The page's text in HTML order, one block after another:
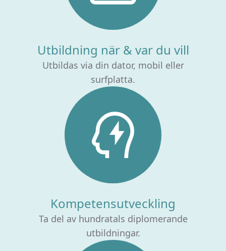
Utbildning när & var du vill
Utbildas via din dator, mobil eller
surfplatta.
Kompetensutveckling
Ta del av hundratals diplomerande
utbildningar.